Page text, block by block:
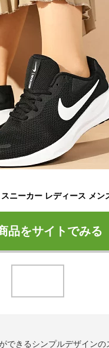
品をサイトでみる
できるシンプルデザイン